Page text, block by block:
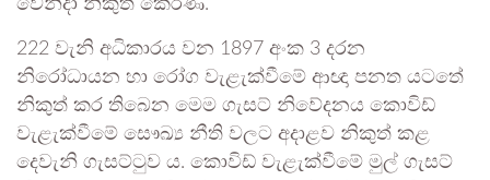
වෙනිදා නිකුත් කෙරිණි.
222 වැනි අධිකාරය වන 1897 අංක 3 දරන
නිරෝධායන හා රෝග වැළැක්වීමේ ආඥා පනත යටතේ
නිකුත් කර තිබෙන මෙම ගැසට් නිවේදනය කොවිඩ්
වැළැක්වීමේ සෞඛ්‍ය නීති වලට අදාළව නිකුත් කළ
දෙවැනි ගැසට්ටුව ය. කොවිඩ් වැළැක්වීමේ මුල් ගැසට්